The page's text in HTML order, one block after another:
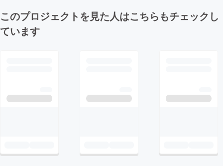
このプロジェクトを見た人はこちらもチェックし
ています